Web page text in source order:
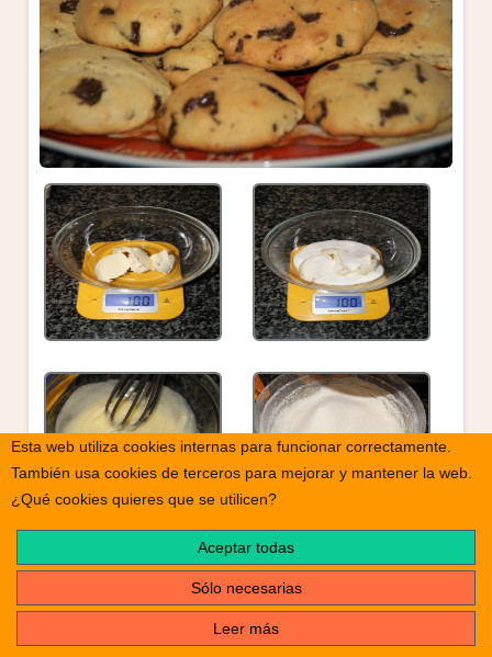
Esta web utiliza cookies internas para funcionar correctamente.
También usa cookies de terceros para mejorar y mantener la web.
¿Qué cookies quieres que se utilicen?
Aceptar todas
Sólo necesarias
Leer más